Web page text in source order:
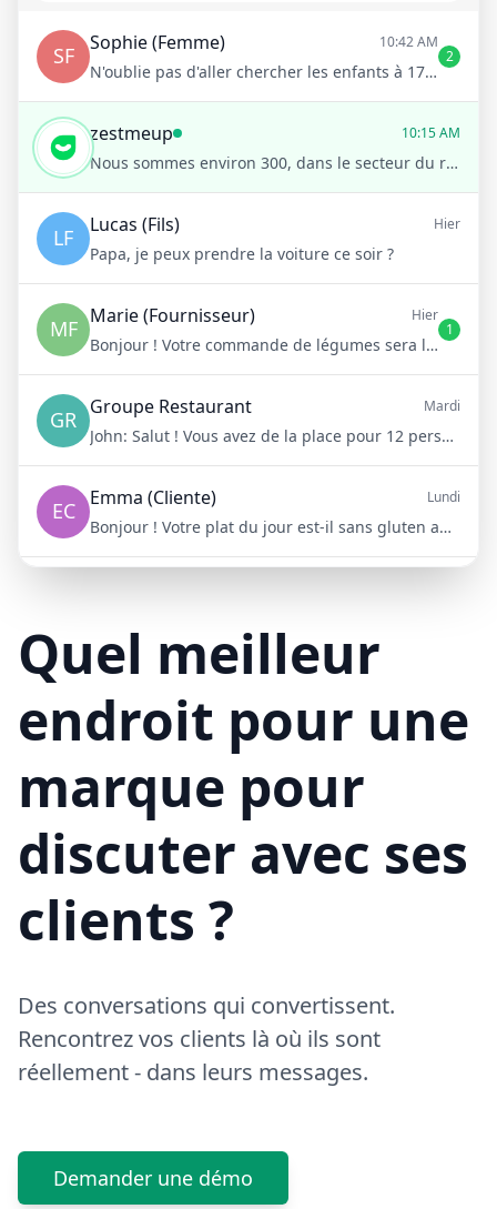
Quel meilleur
endroit pour une
marque pour
discuter avec ses
clients ?
Des conversations qui convertissent.
Rencontrez vos clients là où ils sont
réellement - dans leurs messages.
Demander une démo
SF Sophie (Femme) 10:42 AM
N'oublie pas d'aller chercher les enfants à 17h !
2
zestmeup 10:15 AM
Nous sommes environ 300, dans le secteur du retail.
LF Lucas (Fils) Hier
Papa, je peux prendre la voiture ce soir ?
MF Marie (Fournisseur) Hier
Bonjour ! Votre commande de légumes sera livrée demain matin à 8h
1
GR Groupe Restaurant Mardi
John: Salut ! Vous avez de la place pour 12 personnes samedi soir ?
EC Emma (Cliente) Lundi
Bonjour ! Votre plat du jour est-il sans gluten aujourd'hui ?